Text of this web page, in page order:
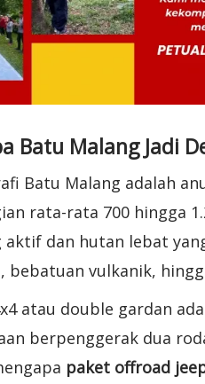
Batu Malang Jadi
Batu Malang adalah
rata-rata 700 hingga
aktif dan hutan lebat
bebatuan vulkanik,
atau double gardan
berpenggerak dua
paket offroad